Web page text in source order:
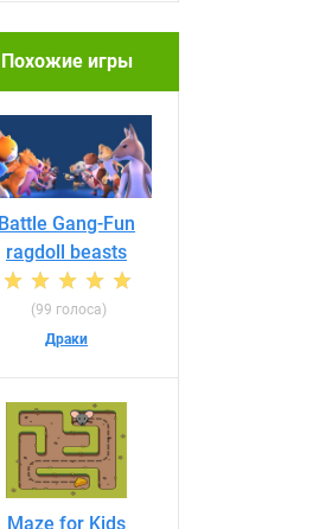
Похожие игры
Battle Gang-Fun
ragdoll beasts
(99 голоса)
Драки
Maze for Kids